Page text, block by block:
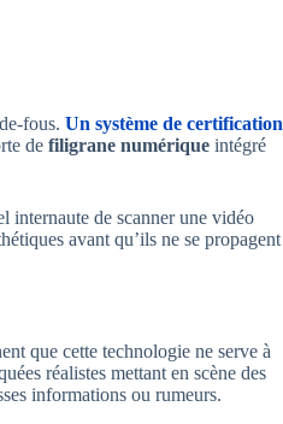
fous. Un système de certification
de filigrane numérique intégré
internaute de scanner une vidéo
avant qu’ils ne se propagent
que cette technologie ne serve à
réalistes mettant en scène des
informations ou rumeurs.